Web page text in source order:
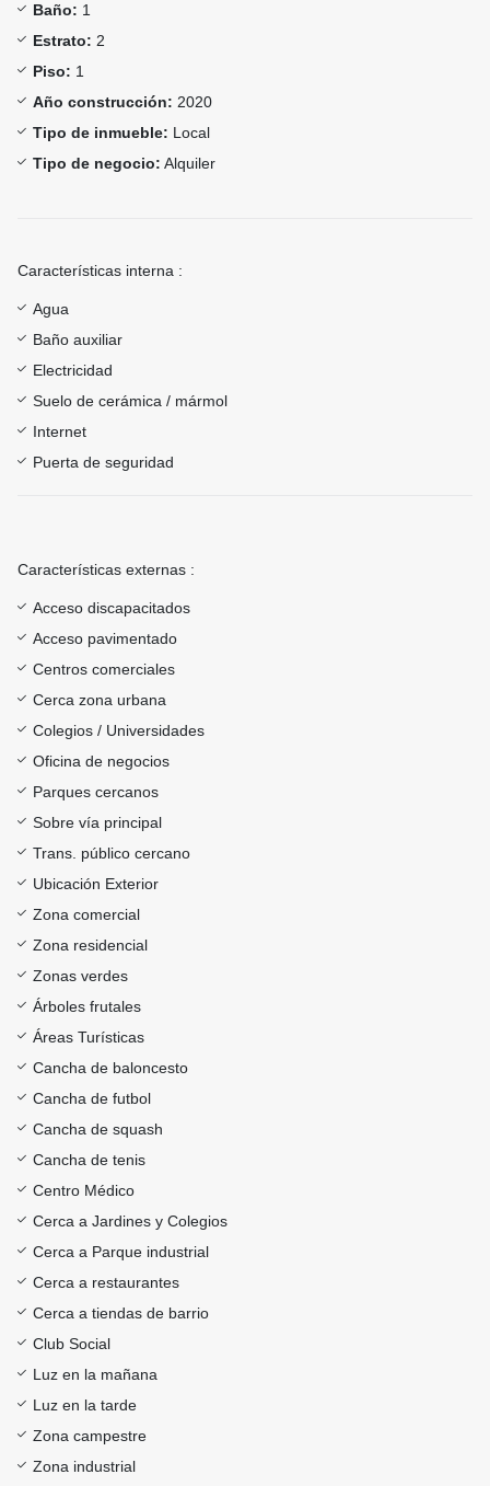
Baño: 1
Estrato: 2
Piso: 1
Año construcción: 2020
Tipo de inmueble: Local
Tipo de negocio: Alquiler
Características interna :
Agua
Baño auxiliar
Electricidad
Suelo de cerámica / mármol
Internet
Puerta de seguridad
Características externas :
Acceso discapacitados
Acceso pavimentado
Centros comerciales
Cerca zona urbana
Colegios / Universidades
Oficina de negocios
Parques cercanos
Sobre vía principal
Trans. público cercano
Ubicación Exterior
Zona comercial
Zona residencial
Zonas verdes
Árboles frutales
Áreas Turísticas
Cancha de baloncesto
Cancha de futbol
Cancha de squash
Cancha de tenis
Centro Médico
Cerca a Jardines y Colegios
Cerca a Parque industrial
Cerca a restaurantes
Cerca a tiendas de barrio
Club Social
Luz en la mañana
Luz en la tarde
Zona campestre
Zona industrial